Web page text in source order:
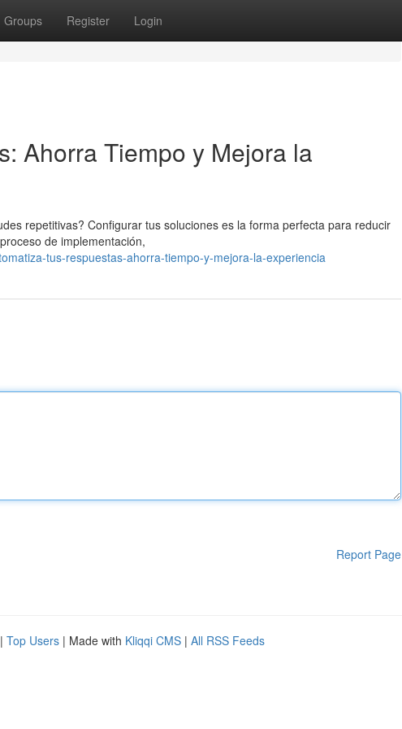
Groups Register Login
Ahorra Tiempo y Mejora la
repetitivas? Configurar tus soluciones es la forma perfecta para reducir
de implementación,
tus-respuestas-ahorra-tiempo-y-mejora-la-experiencia
Report Page
| Top Users | Made with Kliqqi CMS | All RSS Feeds